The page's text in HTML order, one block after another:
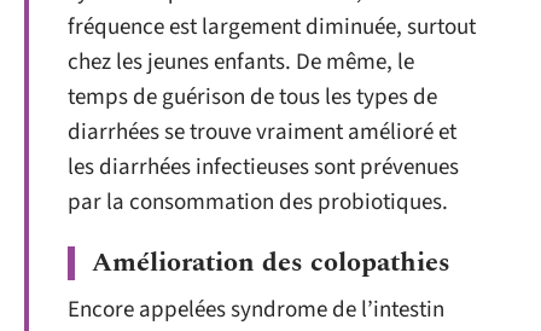
fréquence est largement diminuée, surtout
chez les jeunes enfants. De même, le
temps de guérison de tous les types de
diarrhées se trouve vraiment amélioré et
les diarrhées infectieuses sont prévenues
par la consommation des probiotiques.
Amélioration des colopathies
Encore appelées syndrome de l’intestin